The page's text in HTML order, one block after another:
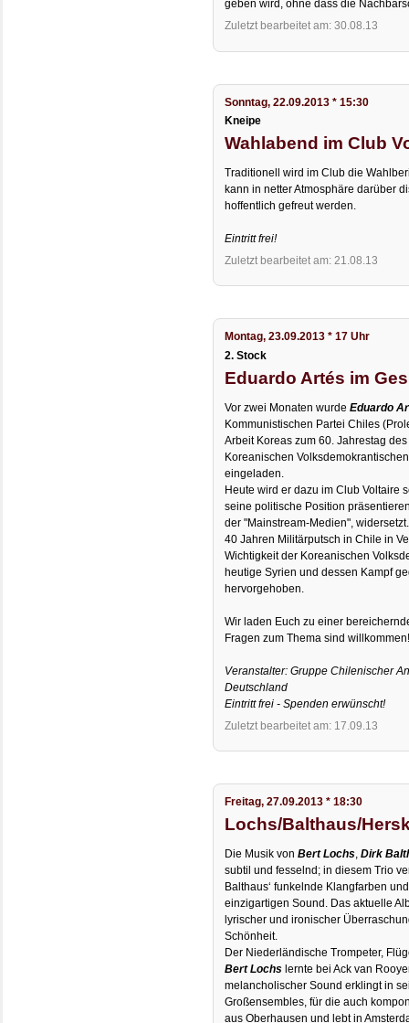
geben wird, ohne dass die
Zuletzt bearbeitet am: 30.08.13
Sonntag, 22.09.2013 * 15:30
Kneipe
Wahlabend im Club
Traditionell wird im Club die
kann in netter Atmosphäre darüber
hoffentlich gefreut werden.
Eintritt frei!
Zuletzt bearbeitet am: 21.08.13
Montag, 23.09.2013 * 17 Uhr
2. Stock
Eduardo Artés im
Vor zwei Monaten wurdeEduardo
Kommunistischen Partei Chiles
Arbeit Koreas zum 60. Jahrestag
Koreanischen
eingeladen.
Heute wird er dazu im Club Voltaire
seine politische Position
der "Mainstream-Medien",
40 Jahren Militärputsch in Chile in
Wichtigkeit der Koreanischen
heutige Syrien und dessen Kampf
hervorgehoben.
Wir laden Euch zu einer
Fragen zum Thema sind
Veranstalter: Gruppe Chilenischer
Deutschland
Eintritt frei - Spenden erwünscht!
Zuletzt bearbeitet am: 17.09.13
Freitag, 27.09.2013 * 18:30
Lochs/Balthaus/
Die Musik vonBert Lochs,Dirk
subtil und fesselnd; in diesem Trio
Balthaus‘ funkelnde Klangfarben
einzigartigen Sound. Das aktuelle
lyrischer und ironischer
Schönheit.
Der Niederländische Trompeter,
Bert Lochs lernte bei Ack van
melancholischer Sound erklingt in
Großensembles, für die auch
aus Oberhausen und lebt in